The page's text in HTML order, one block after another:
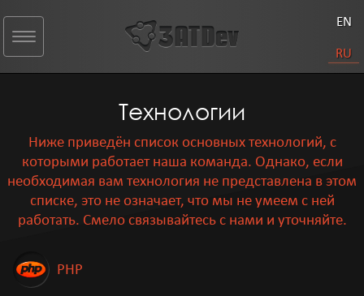
EN
RU
Toggle
navigation
Технологии
Ниже приведён список основных технологий, с
которыми работает наша команда. Однако, если
необходимая вам технология не представлена в этом
списке, это не означает, что мы не умеем с ней
работать. Смело связывайтесь с нами и уточняйте.
PHP